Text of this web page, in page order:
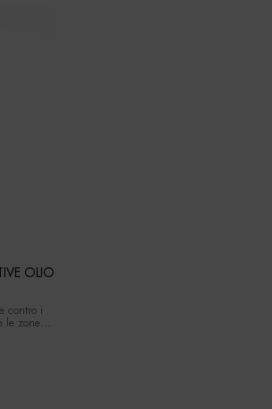
OLIO
contro i
le zone